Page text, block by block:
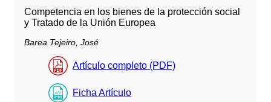
Competencia en los bienes de la protección social
y Tratado de la Unión Europea
Barea Tejeiro, José
Artículo completo (PDF)
Ficha Artículo